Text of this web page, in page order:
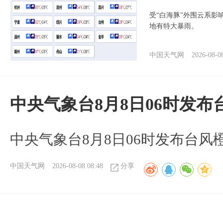
受“白海豚”外围云系影
地有特大暴雨。
中国天气网 2026-08-
中央气象台8月8日06时发布
中央气象台8月8日06时发布台风
中国天气网 2026-08-08 08:48 分享